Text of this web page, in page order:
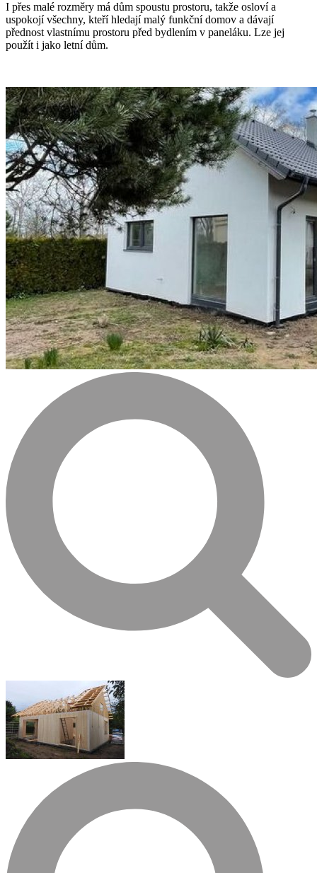
I přes malé rozměry má dům spoustu prostoru, takže osloví a
uspokojí všechny, kteří hledají malý funkční domov a dávají
přednost vlastnímu prostoru před bydlením v paneláku. Lze jej
použít i jako letní dům.